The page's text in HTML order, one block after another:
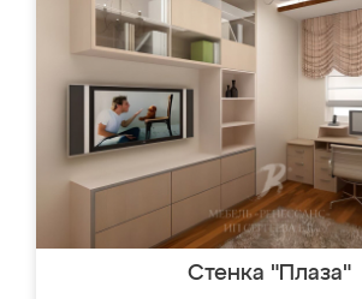
Стенка "Плаза"